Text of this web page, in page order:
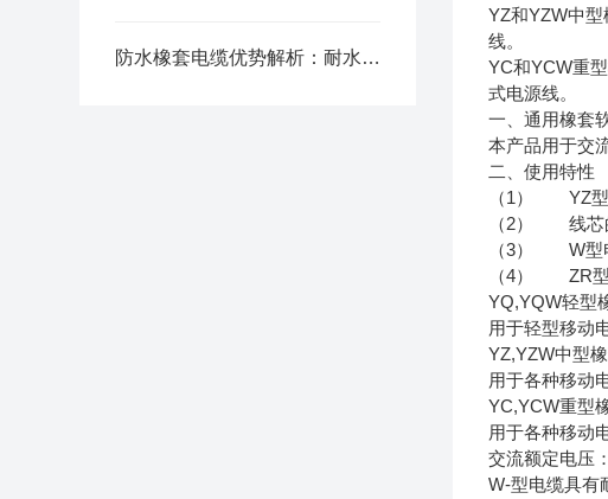
防水橡套电缆优势解析：耐水耐磨户外专用线缆
YZ和YZW中
线。
YC和YCW重
式电源线。
一、通用橡套
本产品用于交
二、使用特性
（1） YZ型
（2） 线芯
（3） W型电
（4） ZR型
YQ,YQW轻型
用于轻型移动
YZ,YZW中型
用于各种移动
YC,YCW重型
用于各种移动
交流额定电压
W-型电缆具有